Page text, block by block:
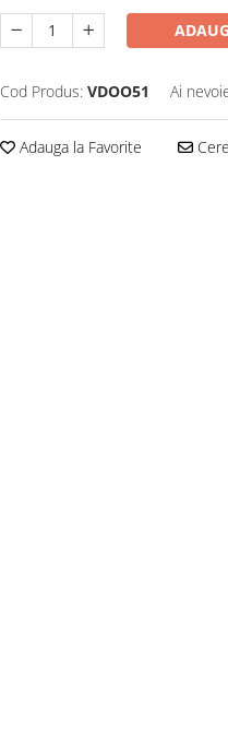
Cod Produs: VDOO51 Ai
Adauga la Favorite